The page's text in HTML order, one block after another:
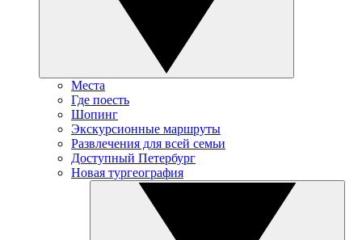
Места
Где поесть
Шопинг
Экскурсионные маршруты
Развлечения для всей семьи
Доступный Петербург
Новая тургеография